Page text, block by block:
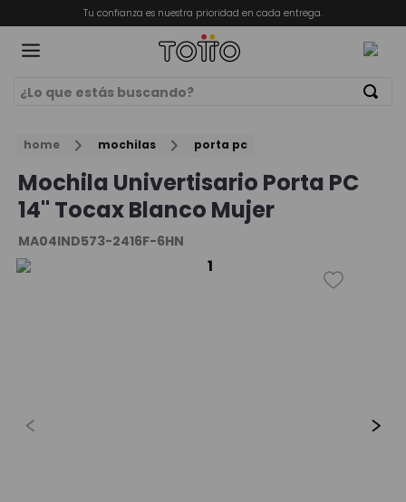
Tu confianza es nuestra prioridad en cada entrega.
¿Lo que estás buscando?
home mochilas porta pc
Mochila Univertisario Porta PC
14" Tocax Blanco Mujer
MA04IND573-2416F-6HN
1.
mochila
2.
billeteras
lonchera
4.
bolso